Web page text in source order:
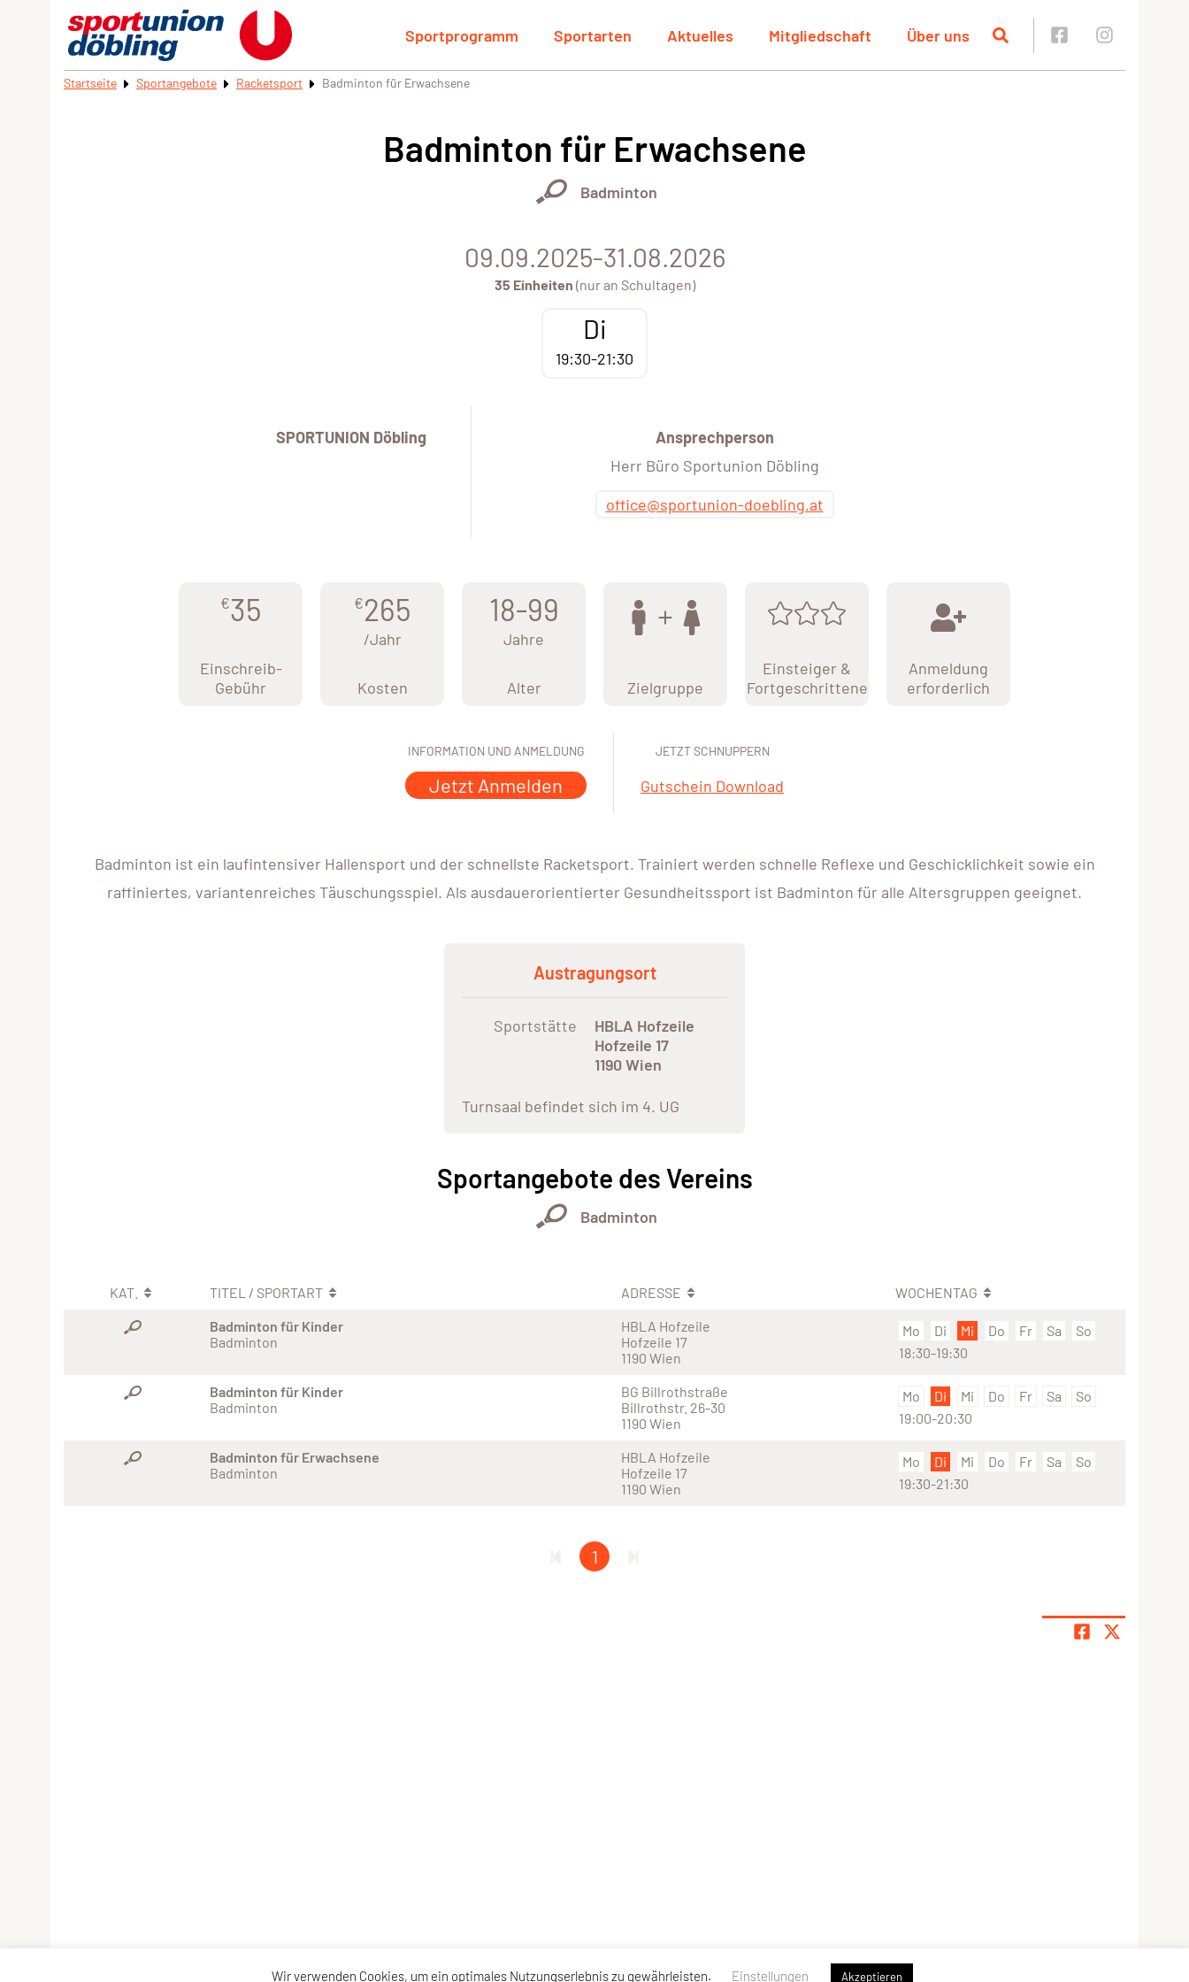
Sportprogramm Sportarten Aktuelles Mitgliedschaft Über uns
Startseite Sportangebote Racketsport Badminton für Erwachsene
Badminton für Erwachsene
Badminton
09.09.2025-31.08.2026
35 Einheiten (nur an Schultagen)
Di
19:30-21:30
SPORTUNION Döbling
Ansprechperson
Herr Büro Sportunion Döbling
office@sportunion-doebling.at
€35
Einschreib-
Gebühr
€265
/Jahr
Kosten
18-99
Jahre
Alter Zielgruppe
Einsteiger &
Fortgeschrittene
Anmeldung
erforderlich
INFORMATION UND ANMELDUNG
Jetzt Anmelden
JETZT SCHNUPPERN
Gutschein Download
Badminton ist ein laufintensiver Hallensport und der schnellste Racketsport. Trainiert werden schnelle Reflexe und Geschicklichkeit sowie ein
raffiniertes, variantenreiches Täuschungsspiel. Als ausdauerorientierter Gesundheitssport ist Badminton für alle Altersgruppen geeignet.
Austragungsort
Sportstätte
HBLA Hofzeile
Hofzeile 17
1190 Wien
Turnsaal befindet sich im 4. UG
Sportangebote des Vereins
Badminton
KAT. TITEL / SPORTART ADRESSE
WOCHENTAG
Badminton für Kinder
Badminton
HBLA Hofzeile
Hofzeile 17
1190 Wien
Mo Di Mi Do Fr Sa
So
18:30-19:30
Badminton für Kinder
Badminton
BG Billrothstraße
Billrothstr. 26-30
1190 Wien
Mo Di Mi Do Fr Sa
So
19:00-20:30
Badminton für Erwachsene
Badminton
HBLA Hofzeile
Hofzeile 17
1190 Wien
Mo Di Mi Do Fr Sa
So
19:30-21:30
1
Wir verwenden Cookies, um ein optimales Nutzungserlebnis zu gewährleisten. Einstellungen Akzeptieren